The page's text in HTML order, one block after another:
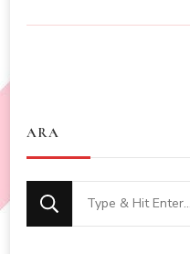
ARA
Looking
for